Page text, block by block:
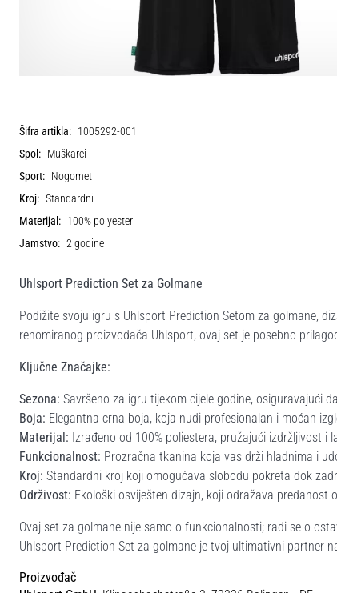
Šifra artikla: 1005292-001
Spol: Muškarci
Sport: Nogomet
Kroj: Standardni
Materijal: 100% polyester
Jamstvo: 2 godine
Uhlsport Prediction Set za Golmane
Podižite svoju igru s Uhlsport Prediction Setom za golmane,
renomiranog proizvođača Uhlsport, ovaj set je posebno
Ključne Značajke:
Sezona: Savršeno za igru tijekom cijele godine, osiguravajući
Boja: Elegantna crna boja, koja nudi profesionalan i moćan
Materijal: Izrađeno od 100% poliestera, pružajući izdržljivost i
Funkcionalnost: Prozračna tkanina koja vas drži hladnima i
Kroj: Standardni kroj koji omogućava slobodu pokreta dok
Održivost: Ekološki osviješten dizajn, koji odražava predanost
Ovaj set za golmane nije samo o funkcionalnosti; radi se o
Uhlsport Prediction Set za golmane je tvoj ultimativni partner
Proizvođač